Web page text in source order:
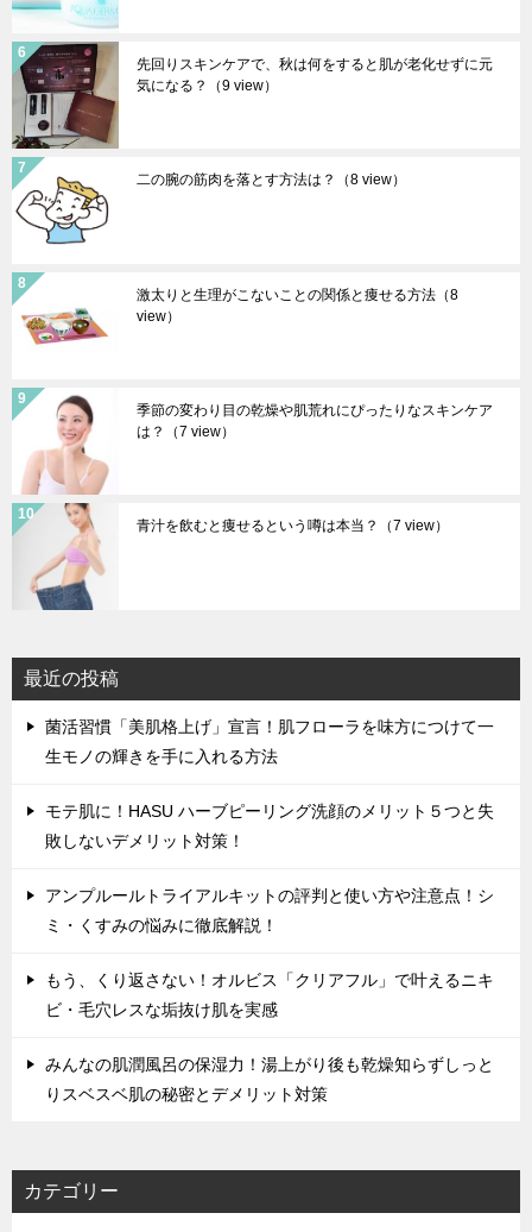
先回りスキンケアで、秋は何をすると肌が老化せずに元
気になる？
（9 view）
二の腕の筋肉を落とす方法は？ （8 view）
激太りと生理がこないことの関係と痩せる方法 （8
view）
季節の変わり目の乾燥や肌荒れにぴったりなスキンケア
は？
（7 view）
青汁を飲むと痩せるという噂は本当？ （7 view）
最近の投稿
菌活習慣「美肌格上げ」宣言！肌フローラを味方につけて一
生モノの輝きを手に入れる方法
モテ肌に！HASU ハーブピーリング洗顔のメリット５つと失
敗しないデメリット対策！
アンプルールトライアルキットの評判と使い方や注意点！シ
ミ・くすみの悩みに徹底解説！
もう、くり返さない！オルビス「クリアフル」で叶えるニキ
ビ・毛穴レスな垢抜け肌を実感
みんなの肌潤風呂の保湿力！湯上がり後も乾燥知らずしっと
りスベスベ肌の秘密とデメリット対策
カテゴリー